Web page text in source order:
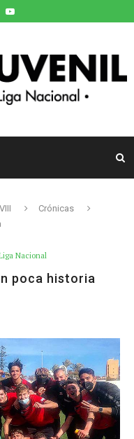
Crónicas
Nacional
poca historia